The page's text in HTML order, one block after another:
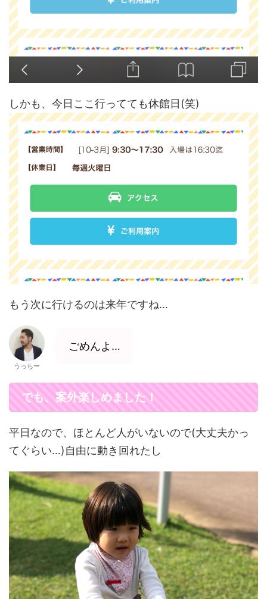
しかも、今日ここ行ってても休館日(笑)
もう次に行けるのは来年ですね…
うっちー
ごめんよ…
でも、案外楽しめました！
平日なので、ほとんど人がいないので(大丈夫かっ
てぐらい…)自由に動き回れたし